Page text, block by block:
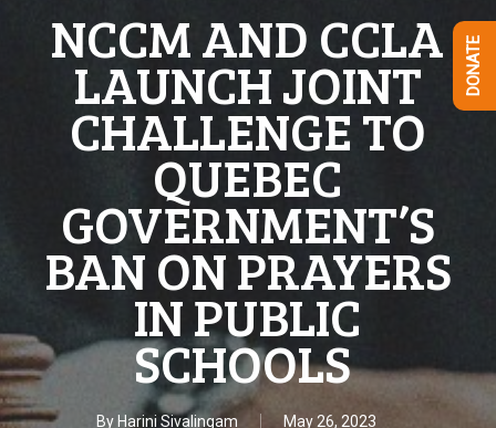
NCCM AND CCLA
LAUNCH JOINT
CHALLENGE TO
QUEBEC
GOVERNMENT’S
BAN ON PRAYERS
IN PUBLIC
SCHOOLS
By Harini Sivalingam May 26, 2023
DONATE